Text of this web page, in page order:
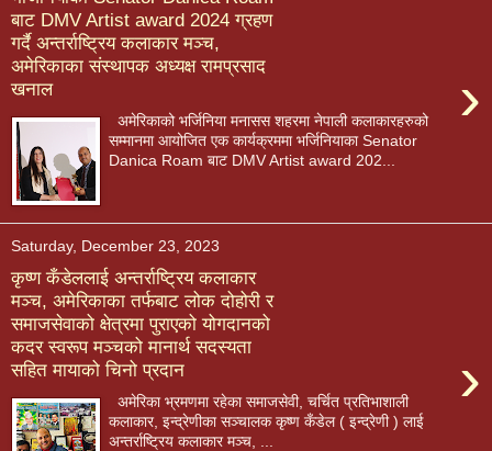
बाट DMV Artist award 2024 ग्रहण
गर्दै अन्तर्राष्ट्रिय कलाकार मञ्च,
अमेरिकाका संस्थापक अध्यक्ष रामप्रसाद
खनाल
›
अमेरिकाको भर्जिनिया मनासस शहरमा नेपाली कलाकारहरुको
सम्मानमा आयोजित एक कार्यक्रममा भर्जिनियाका Senator
Danica Roam बाट DMV Artist award 202...
Saturday, December 23, 2023
कृष्ण कँडेललाई अन्तर्राष्ट्रिय कलाकार
मञ्च, अमेरिकाका तर्फबाट लोक दोहोरी र
समाजसेवाको क्षेत्रमा पुराएको योगदानको
कदर स्वरूप मञ्चको मानार्थ सदस्यता
सहित मायाको चिनो प्रदान
›
अमेरिका भ्रमणमा रहेका समाजसेवी, चर्चित प्रतिभाशाली
कलाकार, इन्द्रेणीका सञ्चालक कृष्ण कँडेल ( इन्द्रेणी ) लाई
अन्तर्राष्ट्रिय कलाकार मञ्च, ...